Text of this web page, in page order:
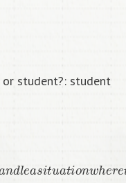
or student?: student
ea ua nw re